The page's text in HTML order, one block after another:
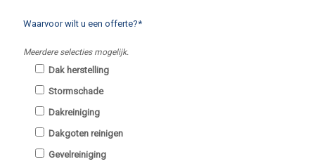
Waarvoor wilt u een offerte?*
Meerdere selecties mogelijk.
Dak herstelling
Stormschade
Dakreiniging
Dakgoten reinigen
Gevelreiniging